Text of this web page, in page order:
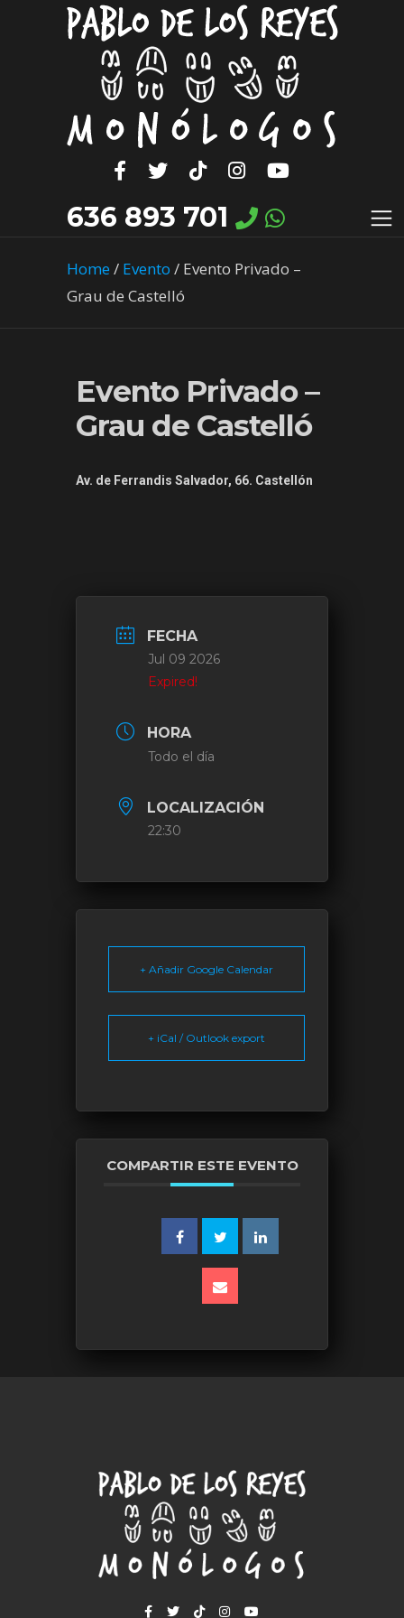
636 893 701
Home/ Evento / Evento Privado –
Grau de Castelló
Evento Privado –
Grau de Castelló
Av. de Ferrandis Salvador, 66. Castellón
FECHA
Jul 09 2026
Expired!
HORA
Todo el día
LOCALIZACIÓN
22:30
+ Añadir Google Calendar
+ iCal / Outlook export
COMPARTIR ESTE EVENTO